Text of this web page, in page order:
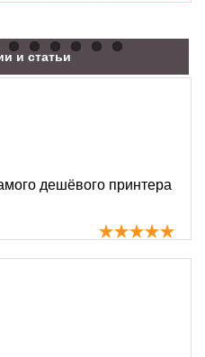
и статьи
дешёвого принтера